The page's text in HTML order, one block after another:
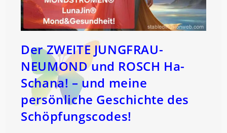
Der ZWEITE JUNGFRAU-
NEUMOND und ROSCH Ha-
Schana! – und meine
persönliche Geschichte des
Schöpfungscodes!